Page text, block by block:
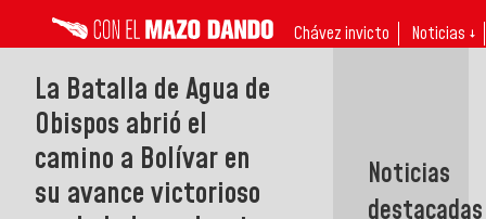
Chávez invicto Noticias ↓
La Batalla de Agua de
Obispos abrió el
camino a Bolívar en
su avance victorioso
Noticias